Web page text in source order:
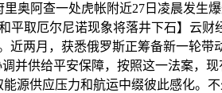
奥阿查一处虎帐附近27日凌晨发生
平取厄尔尼诺现象将落井下石】云
两月，获悉俄罗斯正筹备新一轮
并供给平安保障，按照这一法案，
源供应压力和航运中缀彼此感化。